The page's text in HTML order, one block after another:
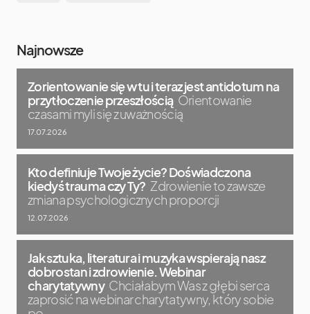
Najnowsze
Zorientowanie się w tu i teraz jest antidotum na
przytłoczenie przeszłością Orientowanie
czasami myli się z uważnością
17.07.2026
Kto definiuje Twoje życie? Doświadczona
kiedyś trauma czy Ty? Zdrowienie to zawsze
zmiana psychologicznych proporcji
12.07.2026
Jak sztuka, literatura i muzyka wspierają nasz
dobrostan i zdrowienie. Webinar
charytatywny Chciałabym Was z głębi serca
zaprosić na webinar charytatywny, który sobie